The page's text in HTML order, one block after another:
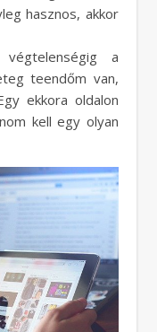
hasznos, akkor
a
teendőm van,
ekkora oldalon
kell egy olyan